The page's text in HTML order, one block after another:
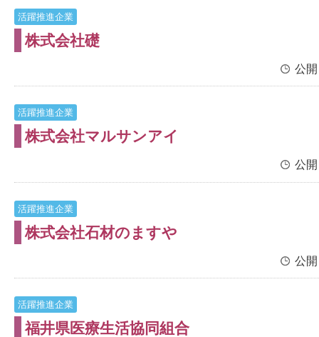
活躍推進企業
株式会社礎
公
活躍推進企業
株式会社マルサンアイ
公
活躍推進企業
株式会社石材のますや
公
活躍推進企業
福井県医療生活協同組合